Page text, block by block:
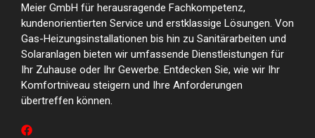
Meier GmbH für herausragende Fachkompetenz,
kundenorientierten Service und erstklassige Lösungen. Von
Gas-Heizungsinstallationen bis hin zu Sanitärarbeiten und
Solaranlagen bieten wir umfassende Dienstleistungen für
Ihr Zuhause oder Ihr Gewerbe. Entdecken Sie, wie wir Ihr
Komfortniveau steigern und Ihre Anforderungen
übertreffen können.